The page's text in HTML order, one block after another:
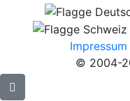
Impressum
© 2004-